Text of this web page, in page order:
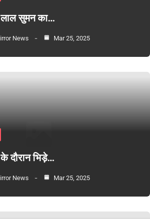
लाल सुमन का…
News Mar 25, 2025
दौरान भिड़े…
News Mar 25, 2025